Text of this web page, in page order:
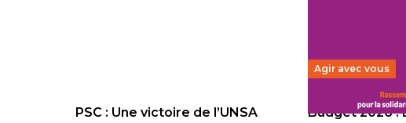
PSC : Une victoire de l’UNSA
Agir avec vous
Budget 2026 :